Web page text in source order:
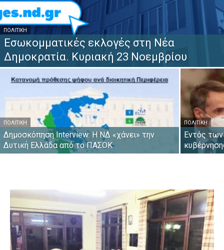
ΠΟΛΙΤΙΚΉ
Εσωκομματικές εκλογές στη Νέα
Δημοκρατία. Κυριακή 23 Νοεμβρίου
ΠΟΛΙΤΙΚΉ
Δημοσκόπηση Interview: Η ΝΔ «χάνει» την
Δυτική Ελλάδα από το ΠΑΣΟΚ
ΠΟΛΙΤΙΚΉ
Εντός